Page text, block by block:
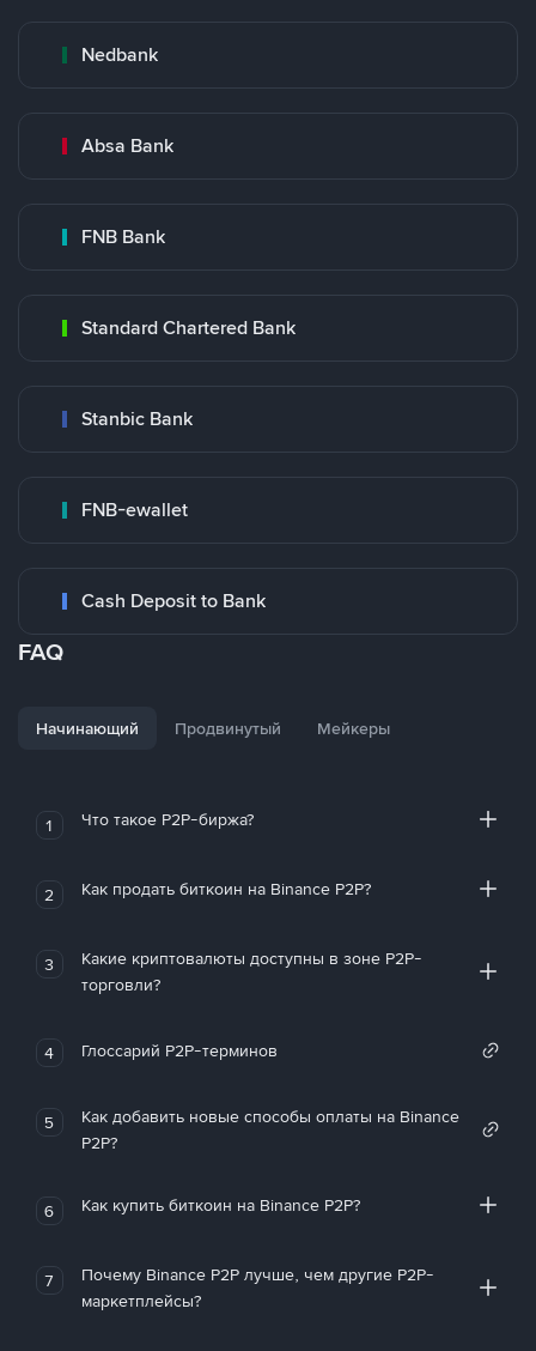
Nedbank
Absa Bank
FNB Bank
Standard Chartered Bank
Stanbic Bank
FNB-ewallet
Cash Deposit to Bank
FAQ
Начинающий Продвинутый Мейкеры
1 Что такое P2P-биржа?
2 Как продать биткоин на Binance P2P?
3
Какие криптовалюты доступны в зоне P2P-
торговли?
4 Глоссарий P2P-терминов
5
Как добавить новые способы оплаты на Binance
P2P?
6 Как купить биткоин на Binance P2P?
7
Почему Binance P2P лучше, чем другие P2P-
маркетплейсы?